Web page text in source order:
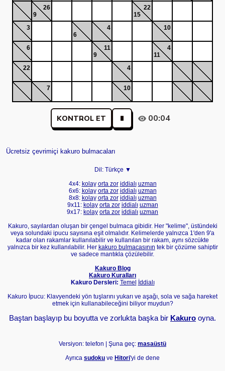
26
9
22
15
3
6
4 10
6
11
9
4
11
22
4
7 10
KONTROL ET 00:04
Ücretsiz çevrimiçi kakuro bulmacaları
Dil: Türkçe ▼
4x4: kolay orta zor iddialı uzman
6x6: kolay orta zor iddialı uzman
8x8: kolay orta zor iddialı uzman
9x11: kolay orta zor iddialı uzman
9x17: kolay orta zor iddialı uzman
Kakuro, sayılardan oluşan bir çengel bulmaca gibidir. Her "kelime", üstündeki
veya solundaki ipucu sayısına eşit olmalıdır. Kelimelerde yalnızca 1'den 9'a
kadar olan rakamlar kullanılabilir ve kullanılan bir rakam, aynı sözcükte
yalnızca bir kez kullanılabilir. Her kakuro bulmacasının tek bir çözüme sahiptir
ve sadece mantıkla çözülebilir.
Kakuro Blog
Kakuro Kuralları
Kakuro Dersleri: Temel
İddialı
Kakuro İpucu: Klavyendeki yön tuşlarını yukarı ve aşağı, sola ve sağa hareket
etmek için kullanabileceğini biliyor muydun?
Baştan başlayıp bu boyutta ve zorlukta başka bir Kakuro oyna.
Versiyon: telefon | Şuna geç: masaüstü
Ayrıca sudoku ve Hitori'yi de dene